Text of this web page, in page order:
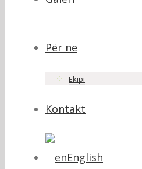
Për ne
Ekipi
Kontakt
English